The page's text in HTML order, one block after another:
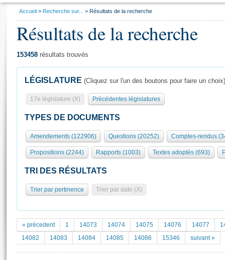
Présidence
577 députés
Groupes politiques
Séance publique
Commissions et autres organes
Europe et International
Pétitions
Documents parlementaires
Projets de loi
Général
Rôle et pouvoirs de l'Assemblée
Organisation de l'Assemblée
Présidence Conférence des Présidents Bureau Collège des
Statistiques et chiffres clés
Documents de référence
( Constitution | Règlement de l'Assemblée ... )
Visiter l'Assemblée
Visite virtuelle du palais Bourbon
Assister à une séance
La Bibliothèque
Les archives
Vous
Accueil Recherche sur... Résultats de la recherche
Résultats de la recherche
153458 résultats trouvés
LÉGISLATURE (Cliquez sur l'un des boutons pour faire un choix)
17e législature (X) Précédentes législatures
TYPES DE DOCUMENTS
Amendements (122906) Questions (20252) Comptes-rendus
Propositions (2244) Rapports (1003) Textes adoptés (693)
TRI DES RÉSULTATS
Trier par pertinence Trier par date (X)
« précedent 1 14073 14074 14075 14076 14077
14082
14083 14084 14085 14086 15346 suivant »